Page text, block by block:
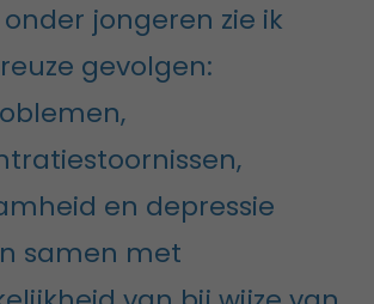
jongeren zie ik
gevolgen:
en depressie
samen met